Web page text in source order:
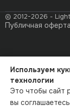
© 2012-2026 -
Публичная оферта
Используем
технологии
Это чтобы сайт
вы